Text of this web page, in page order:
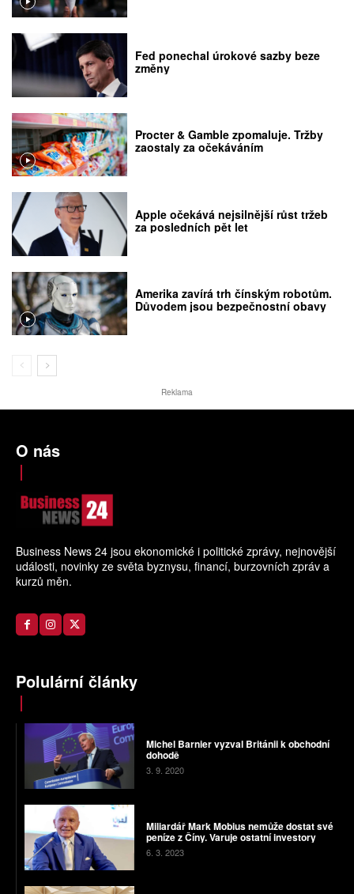
Fed ponechal úrokové sazby beze
změny
Procter & Gamble zpomaluje. Tržby
zaostaly za očekáváním
Apple očekává nejsilnější růst tržeb
za posledních pět let
Amerika zavírá trh čínským robotům.
Důvodem jsou bezpečnostní obavy
Reklama
O nás
Business News 24 jsou ekonomické i politické zprávy, nejnovější
události, novinky ze světa byznysu, financí, burzovních zpráv a
kurzů měn.
Polulární články
Michel Barnier vyzval Británii k obchodní
dohodě
3. 9. 2020
Miliardář Mark Mobius nemůže dostat své
peníze z Číny. Varuje ostatní investory
6. 3. 2023